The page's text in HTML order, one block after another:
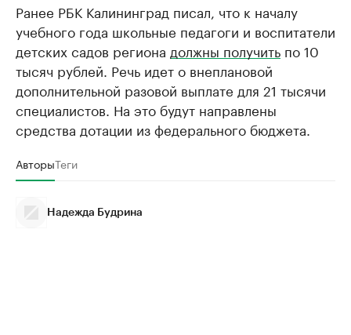
Ранее РБК Калининград писал, что к началу
учебного года школьные педагоги и воспитатели
детских садов региона должны получить по 10
тысяч рублей. Речь идет о внеплановой
дополнительной разовой выплате для 21 тысячи
специалистов. На это будут направлены
средства дотации из федерального бюджета.
АвторыТеги
Надежда Будрина